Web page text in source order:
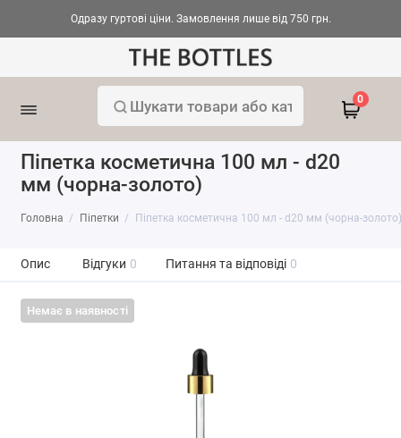
Одразу гуртові ціни. Замовлення лише від 750 грн.
0
Піпетка косметична 100 мл - d20
мм (чорна-золото)
Головна Піпетки Піпетка косметична 100 мл - d20 мм (чорна-золото)
Опис Відгуки 0 Питання та відповіді 0
Немає в наявності